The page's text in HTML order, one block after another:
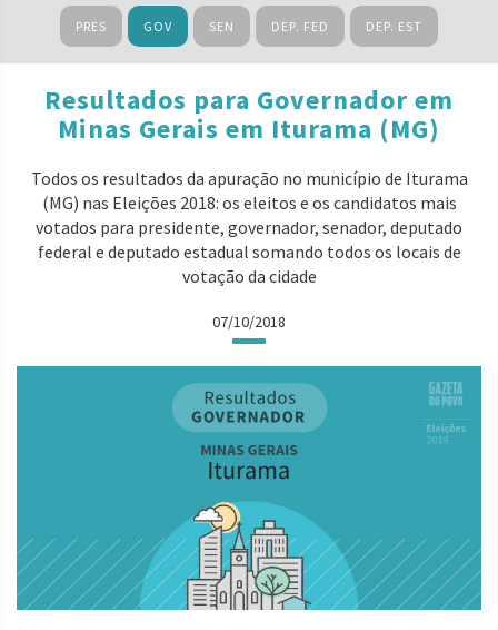
PRES GOV SEN DEP. FED DEP. EST
Resultados para Governador em
Minas Gerais em Iturama (MG)
Todos os resultados da apuração no município de Iturama
(MG) nas Eleições 2018: os eleitos e os candidatos mais
votados para presidente, governador, senador, deputado
federal e deputado estadual somando todos os locais de
votação da cidade
07/10/2018